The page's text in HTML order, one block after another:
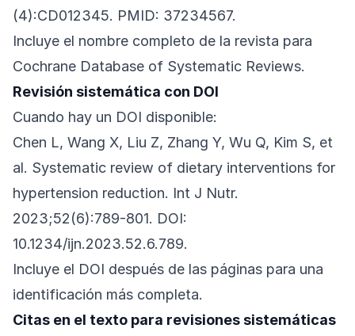
(4):CD012345. PMID: 37234567.
Incluye el nombre completo de la revista para
Cochrane Database of Systematic Reviews.
Revisión sistemática con DOI
Cuando hay un DOI disponible:
Chen L, Wang X, Liu Z, Zhang Y, Wu Q, Kim S, et
al. Systematic review of dietary interventions for
hypertension reduction. Int J Nutr.
2023;52(6):789-801. DOI:
10.1234/ijn.2023.52.6.789.
Incluye el DOI después de las páginas para una
identificación más completa.
Citas en el texto para revisiones sistemáticas